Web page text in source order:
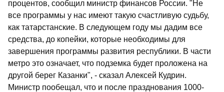
процентов, сообщил министр финансов России. "Не
все программы у нас имеют такую счастливую судьбу,
как татарстанские. В следующем году мы дадим все
средства, до копейки, которые необходимы для
завершения программы развития республики. В части
метро это означает, что подземка будет проложена на
другой берег Казанки", - сказал Алексей Кудрин.
Министр пообещал, что и после празднования 1000-